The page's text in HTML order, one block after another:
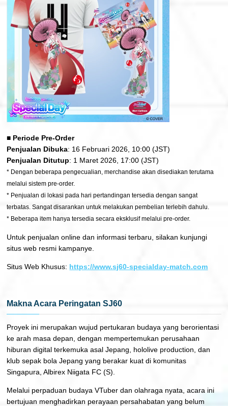
■ Periode Pre-Order
Penjualan Dibuka: 16 Februari 2026, 10:00 (JST)
Penjualan Ditutup: 1 Maret 2026, 17:00 (JST)
* Dengan beberapa pengecualian, merchandise akan disediakan terutama
melalui sistem pre-order.
* Penjualan di lokasi pada hari pertandingan tersedia dengan sangat
terbatas. Sangat disarankan untuk melakukan pembelian terlebih dahulu.
* Beberapa item hanya tersedia secara eksklusif melalui pre-order.
Untuk penjualan online dan informasi terbaru, silakan kunjungi
situs web resmi kampanye.
Situs Web Khusus: https://www.sj60-specialday-match.com
Makna Acara Peringatan SJ60
Proyek ini merupakan wujud pertukaran budaya yang berorientasi
ke arah masa depan, dengan mempertemukan perusahaan
hiburan digital terkemuka asal Jepang, hololive production, dan
klub sepak bola Jepang yang berakar kuat di komunitas
Singapura, Albirex Niigata FC (S).
Melalui perpaduan budaya VTuber dan olahraga nyata, acara ini
bertujuan menghadirkan perayaan persahabatan yang belum